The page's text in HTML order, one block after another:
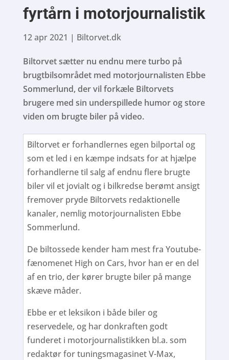
fyrtårn i motorjournalistik
12 apr 2021 | Biltorvet.dk
Biltorvet sætter nu endnu mere turbo på
brugtbilsområdet med motorjournalisten Ebbe
Sommerlund, der vil forkæle Biltorvets
brugere med sin underspillede humor og store
viden om brugte biler på video.
Biltorvet er forhandlernes egen bilportal og
som et led i en kæmpe indsats for at hjælpe
forhandlerne til salg af endnu flere brugte
biler vil et jovialt og i bilkredse berømt ansigt
fremover pryde Biltorvets redaktionelle
kanaler, nemlig motorjournalisten Ebbe
Sommerlund.
De biltossede kender ham mest fra Youtube-
fænomenet High on Cars, hvor han er en del
af en trio, der kører brugte biler på mange
skæve måder.
Ebbe er et leksikon i både biler og
reservedele, og har donkraften godt
funderet i motorjournalistikken bl.a. som
redaktør for tuningsmagasinet V-Max,